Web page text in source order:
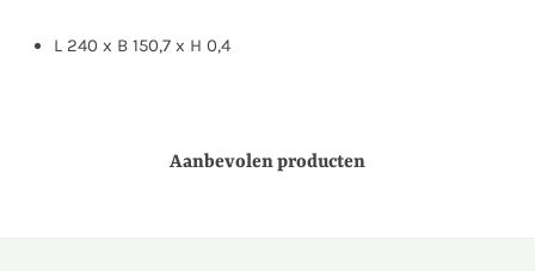
L 240 x B 150,7 x H 0,4
Aanbevolen producten